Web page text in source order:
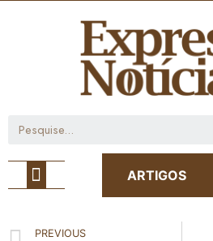
ARTIGOS
PREVIOUS